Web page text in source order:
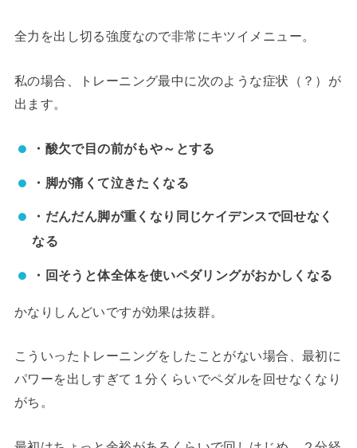
全力を出し切る強度なので非常にキツイメニュー。
私の場合、トレーニング最中に次のような症状（？）が
出ます。
・酸欠で目の前がもや～とする
・脚が痛くて泣きたくなる
・だんだん脚が重くなり同じケイデンスで回せなく
なる
・回そうと体全体を使いペダリングがおかしくなる
かなりしんどいですが効果は抜群。
こういったトレーニングをしたことがない場合、最初に
パワーを出しすぎて１分くらいでペダルを回せなくなり
がち。